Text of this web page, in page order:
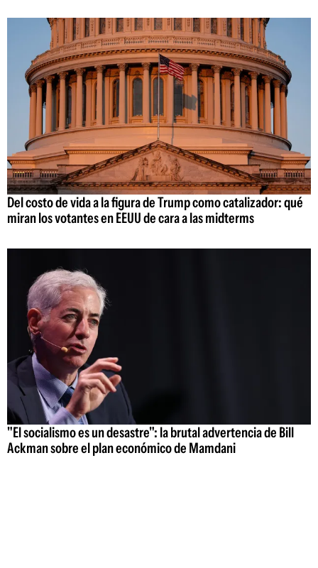
Del costo de vida a la figura de Trump como catalizador: qué
miran los votantes en EEUU de cara a las midterms
"El socialismo es un desastre": la brutal advertencia de Bill
Ackman sobre el plan económico de Mamdani